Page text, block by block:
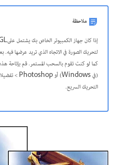
ملاحظة
لتحريك الصورة في الاتجاه الذي تريد عرضها
كما لو كنت تقوم بالسحب المستمر. قم بإتاحة
التحريك السريع.